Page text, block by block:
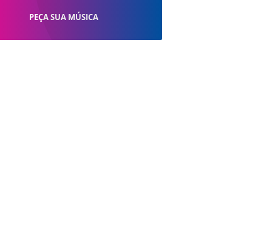
PEÇA SUA MÚSICA